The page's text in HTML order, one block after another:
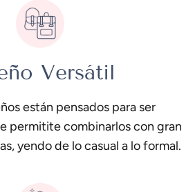
Versátil
están pensados para ser
permitite combinarlos con gran
yendo de lo casual a lo formal.